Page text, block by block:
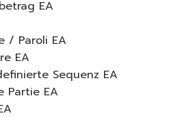
EA
/ Paroli EA
EA
Sequenz EA
Partie EA